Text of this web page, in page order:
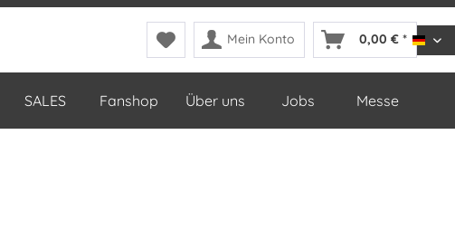
Mein Konto 0,00 € *
SALES Fanshop Über uns Jobs Messe